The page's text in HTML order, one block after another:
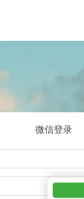
微信登录